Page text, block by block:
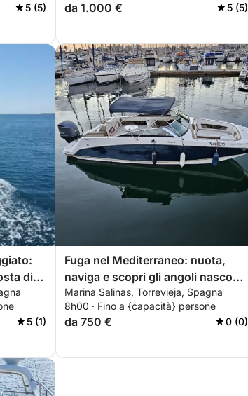
5 (5) da 1.000 € 5 (5)
di
5 (1)
Fuga nel Mediterraneo: nuota,
naviga e scopri gli angoli nascosti
di Torrevieja
Marina Salinas, Torrevieja, Spagna
8h00 · Fino a {capacità} persone
da 750 € 0 (0)